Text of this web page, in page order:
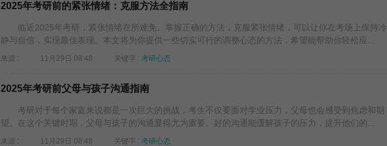
2025年考研前的紧张情绪：克服方法全指南
临近2025年考研，紧张情绪在所难免。掌握正确的方法，克服紧张情绪，可以让你在考场上保持冷
静与自信，实现最佳表现。本文将为你提供一些切实可行的调整心态的方法，希望能帮助你轻松应...
来源 : 11月29日 08:48 关键字 : 考研心态
2025年考研前父母与孩子沟通指南
考研对于每个家庭来说都是一次巨大的挑战，考生不仅要面对学业压力，父母也会感受到焦虑和期
望。在这个关键时期，父母与孩子的沟通显得尤为重要。好的沟通能缓解孩子的压力，提升他们的...
来源 : 11月29日 08:48 关键字 : 考研心态